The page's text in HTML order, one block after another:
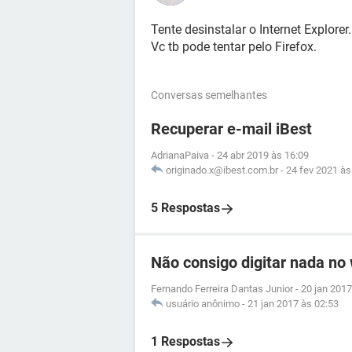
Tente desinstalar o Internet Explorer.
Vc tb pode tentar pelo Firefox.
Conversas semelhantes
Recuperar e-mail iBest
AdrianaPaiva - 24 abr 2019 às 16:09
originado.x@ibest.com.br - 24 fev 2021
5 Respostas
Não consigo digitar nada no
Fernando Ferreira Dantas Junior - 20 jan
usuário anônimo - 21 jan 2017 às 02:53
1 Respostas